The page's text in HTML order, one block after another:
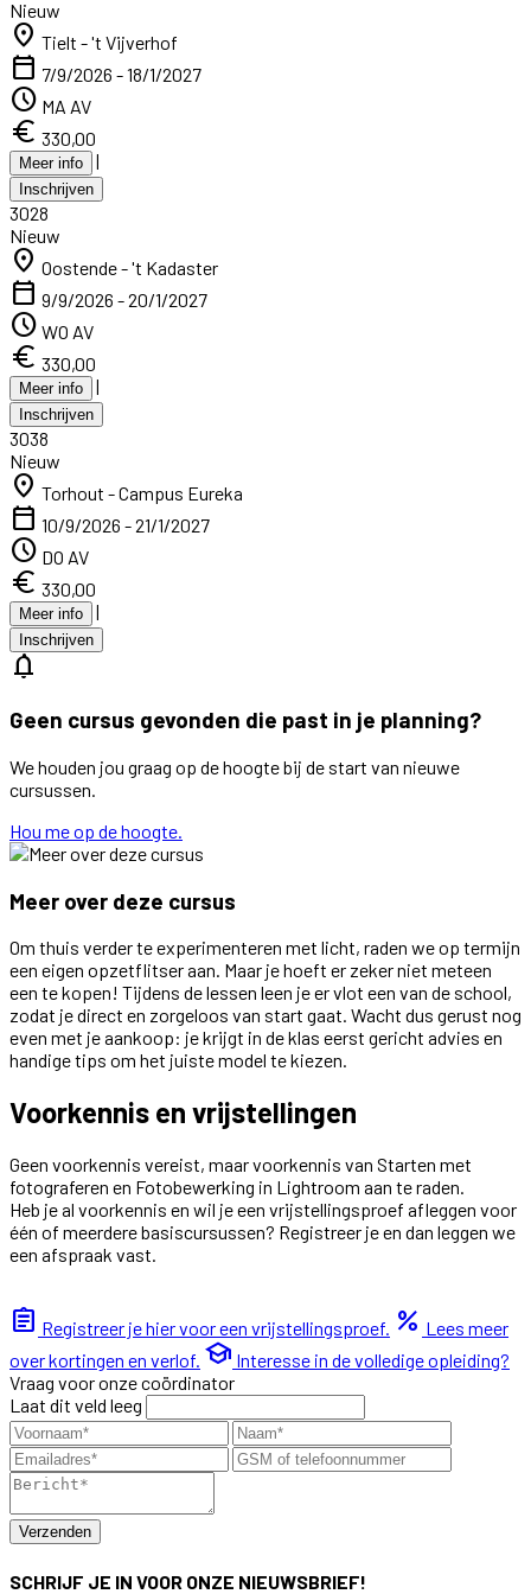
Nieuw
location_on Tielt - 't Vijverhof
calendar_today 7/9/2026 - 18/1/2027
schedule MA AV
euro 330,00
Meer info |
Inschrijven
3028
Nieuw
location_on Oostende - 't Kadaster
calendar_today 9/9/2026 - 20/1/2027
schedule WO AV
euro 330,00
Meer info |
Inschrijven
3038
Nieuw
location_on Torhout - Campus Eureka
calendar_today 10/9/2026 - 21/1/2027
schedule DO AV
euro 330,00
Meer info |
Inschrijven
notifications
Geen cursus gevonden die past in je planning?
We houden jou graag op de hoogte bij de start van nieuwe
cursussen.
Hou me op de hoogte.
Meer over deze cursus
Om thuis verder te experimenteren met licht, raden we op termijn
een eigen opzetflitser aan. Maar je hoeft er zeker niet meteen
een te kopen! Tijdens de lessen leen je er vlot een van de school,
zodat je direct en zorgeloos van start gaat. Wacht dus gerust nog
even met je aankoop: je krijgt in de klas eerst gericht advies en
handige tips om het juiste model te kiezen.
Voorkennis en vrijstellingen
Geen voorkennis vereist, maar voorkennis van Starten met
fotograferen en Fotobewerking in Lightroom aan te raden.
Heb je al voorkennis en wil je een vrijstellingsproef afleggen voor
één of meerdere basiscursussen? Registreer je en dan leggen we
een afspraak vast.
assignment Registreer je hier voor een vrijstellingsproef. percent Lees meer
over kortingen en verlof. school Interesse in de volledige opleiding?
Vraag voor onze coördinator
Laat dit veld leeg
Verzenden
SCHRIJF JE IN VOOR ONZE NIEUWSBRIEF!